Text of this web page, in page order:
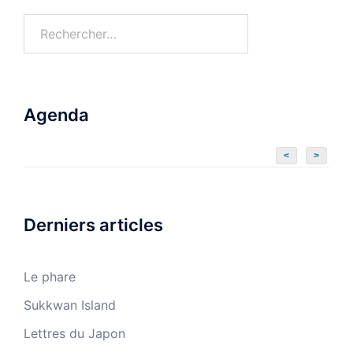
Agenda
< >
Derniers articles
Le phare
Sukkwan Island
Lettres du Japon